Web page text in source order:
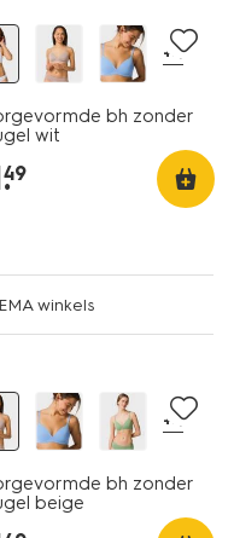
+4
bh zonder
wit
.
49
winkels
+4
bh zonder
beige